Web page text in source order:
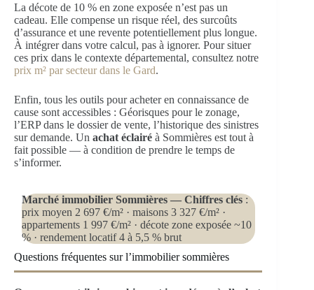
La décote de 10 % en zone exposée n’est pas un
cadeau. Elle compense un risque réel, des surcoûts
d’assurance et une revente potentiellement plus longue.
À intégrer dans votre calcul, pas à ignorer. Pour situer
ces prix dans le contexte départemental, consultez notre
prix m² par secteur dans le Gard.
Enfin, tous les outils pour acheter en connaissance de
cause sont accessibles : Géorisques pour le zonage,
l’ERP dans le dossier de vente, l’historique des sinistres
sur demande. Un achat éclairé à Sommières est tout à
fait possible — à condition de prendre le temps de
s’informer.
Marché immobilier Sommières — Chiffres clés:
prix moyen 2 697 €/m² · maisons 3 327 €/m² ·
appartements 1 997 €/m² · décote zone exposée ~10
% · rendement locatif 4 à 5,5 % brut
Questions fréquentes sur l’immobilier sommières